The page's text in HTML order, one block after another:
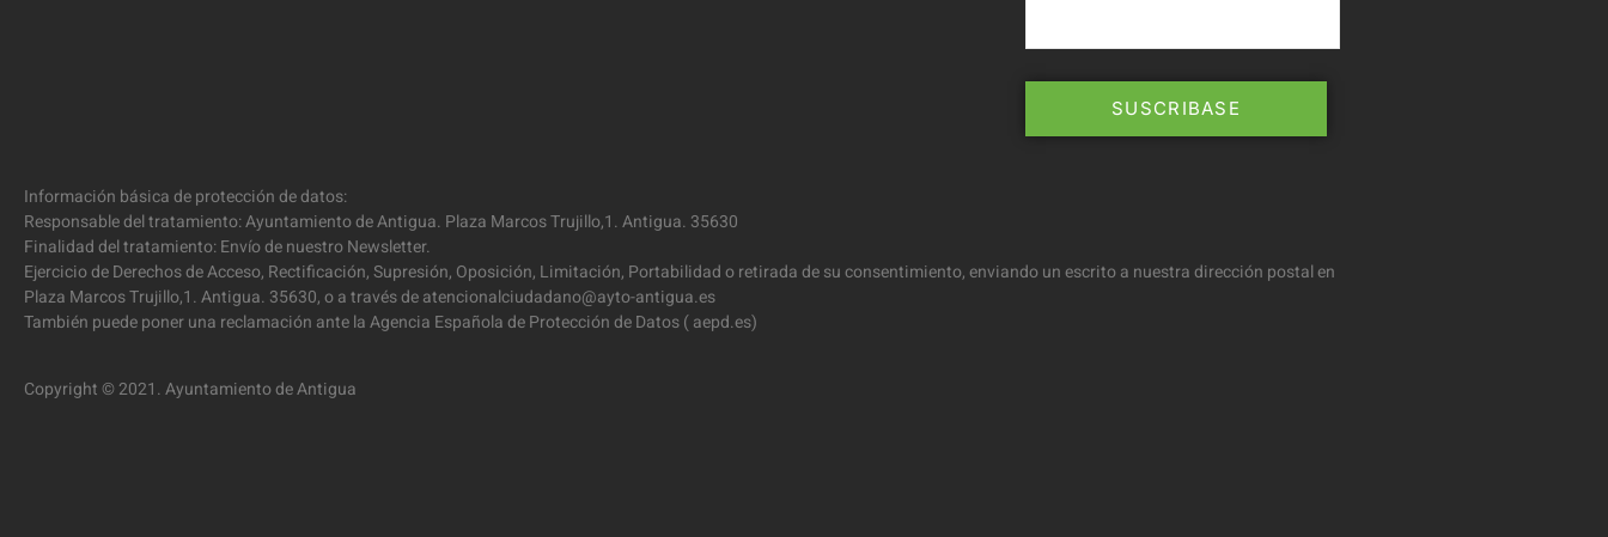
Información básica de protección de datos:
Responsable del tratamiento: Ayuntamiento de Antigua. Plaza Marcos Trujillo,1. Antigua. 35630
Finalidad del tratamiento: Envío de nuestro Newsletter.
Ejercicio de Derechos de Acceso, Rectificación, Supresión, Oposición, Limitación, Portabilidad o retirada de su consentimiento, enviando un escrito a nuestra dirección postal en
Plaza Marcos Trujillo,1. Antigua. 35630, o a través de atencionalciudadano@ayto-antigua.es
También puede poner una reclamación ante la Agencia Española de Protección de Datos ( aepd.es)
Copyright © 2021. Ayuntamiento de Antigua